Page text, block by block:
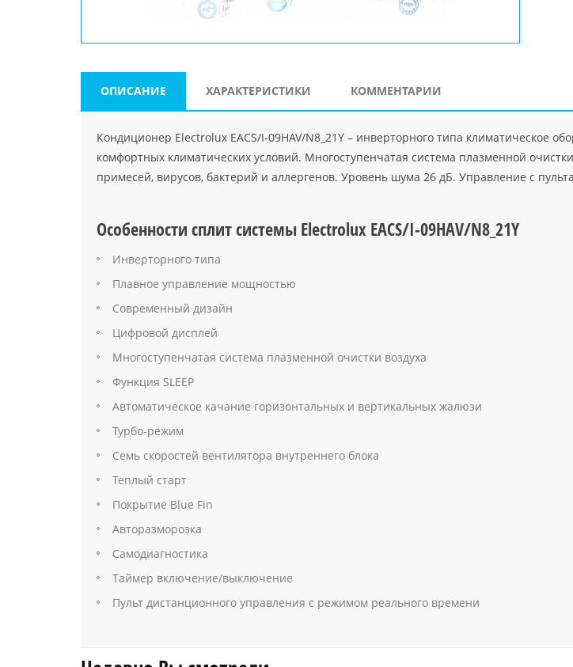
">
Код PHP ">
"МидасМеталлАрт" PHP ">
Код PHP ">
ОПИСАНИЕ ХАРАКТЕРИСТИКИ КОММЕНТАРИИ
Кондиционер Electrolux EACS/I-09HAV/N8_21Y – инверторного типа климатическое
комфортных климатических условий. Многоступенчатая система плазменной
примесей, вирусов, бактерий и аллергенов. Уровень шума 26 дБ. Управление с
Особенности сплит системы Electrolux EACS/I-09HAV/N8_21Y
Инверторного типа
Плавное управление мощностью
Современный дизайн
Цифровой дисплей
Многоступенчатая система плазменной очистки воздуха
Функция SLEEP
Автоматическое качание горизонтальных и вертикальных жалюзи
Турбо-режим
Семь скоростей вентилятора внутреннего блока
Теплый старт
Покрытие Blue Fin
Авторазморозка
Самодиагностика
Таймер включение/выключение
Пульт дистанционного управления с режимом реального времени